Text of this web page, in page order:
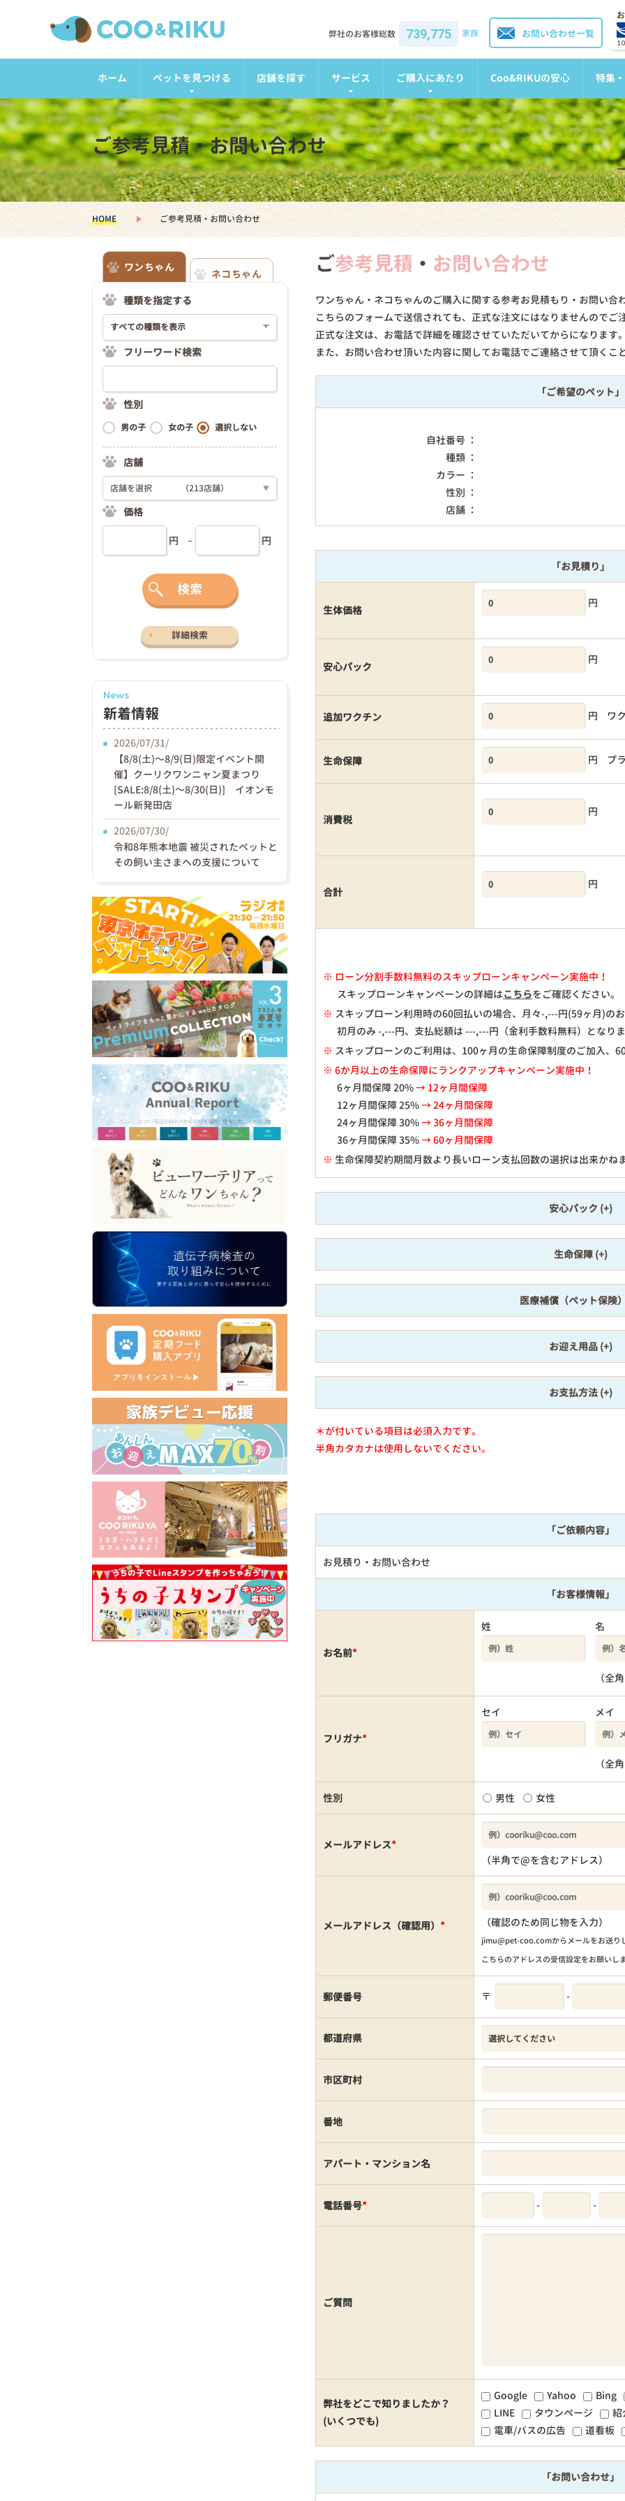
お問い合わせ一覧
弊社のお客様総数 739,775 家族
ホーム ペットを見つける 店舗を探す サービス ご購入にあたり Coo&RIKUの安心 特集
ご参考見積・お問い合わせ
HOME ご参考見積・お問い合わせ
ご参考見積 ・ お問い合わせ
ワンちゃん・ネコちゃんのご購入に関する参考お見積もり・お問い合
こちらのフォームで送信されても、正式な注文にはなりませんのでご
正式な注文は、お電話で詳細を確認させていただいてからになります
また、お問い合わせ頂いた内容に関してお電話でご連絡させて頂く
「ご希望のペット」
自社番号 ：
種類 ：
カラー ：
性別 ：
店舗 ：
「お見積り」
生体価格
円
安心パック
円
追加ワクチン 円 ワ
生命保障 円 プ
消費税
円
合計
円
※ ローン分割手数料無料のスキップローンキャンペーン実施中！
スキップローンキャンペーンの詳細はこちらをご確認ください。
※ スキップローン利用時の60回払いの場合、月々-,---円(59ヶ月)の
初月のみ -,---円、支払総額は ---,---円（金利手数料無料）となり
※ スキップローンのご利用は、100ヶ月の生命保障制度のご加入、
※ 6か月以上の生命保障にランクアップキャンペーン実施中！
6ヶ月間保障 20%→ 12ヶ月間保障
12ヶ月間保障 25%→ 24ヶ月間保障
24ヶ月間保障 30%→ 36ヶ月間保障
36ヶ月間保障 35%→ 60ヶ月間保障
※ 生命保障契約期間月数より長いローン支払回数の選択は出来かね
安心パック
生命保障
医療補償（ペット保険
お迎え用品
お支払方法
＊が付いている項目は必須入力です。
半角カタカナは使用しないでください。
「ご依頼内容」
お見積り・お問い合わせ
「お客様情報」
お名前*
姓 名
（全
フリガナ*
セイ メイ
（全
性別 男性 女性
メールアドレス*
（半角で@を含むアドレス）
メールアドレス（確認用） * （確認のため同じ物を入力）
jimu@pet-coo.comからメールをお送り
こちらのアドレスの受信設定をお願いし
郵便番号 〒 -
都道府県
市区町村
番地
アパート・マンション名
電話番号* - -
ご質問
弊社をどこで知りましたか？
(いくつでも)
Google Yahoo
Bing
LINE
タウンページ
紹
電車/バスの広告
道看板
「お問い合わせ」
ワンちゃん
ネコちゃん
種類を指定する
フリーワード検索
性別
男の子 女の子 選択しない
店舗
店舗を選択 （213店舗） ▼
価格
円 円
検索
詳細検索
News
新着情報
2026/07/31/
【8/8(土)〜8/9(日)限定イベント開
催】クーリクワンニャン夏まつり
[SALE:8/8(土)～8/30(日)] イオンモ
ール新発田店
2026/07/30/
令和8年熊本地震 被災されたペットと
その飼い主さまへの支援について